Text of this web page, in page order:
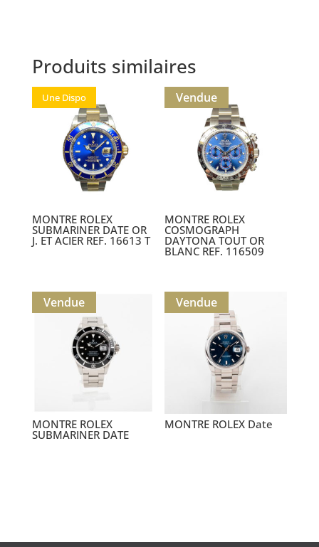
Produits similaires
Une Dispo
MONTRE ROLEX
SUBMARINER DATE OR
J. ET ACIER REF. 16613 T
Vendue
MONTRE ROLEX
COSMOGRAPH
DAYTONA TOUT OR
BLANC REF. 116509
Vendue
MONTRE ROLEX
SUBMARINER DATE
Vendue
MONTRE ROLEX Date